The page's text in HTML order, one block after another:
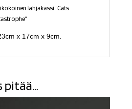
lahjakassi ”Cats
x 17cm x 9cm